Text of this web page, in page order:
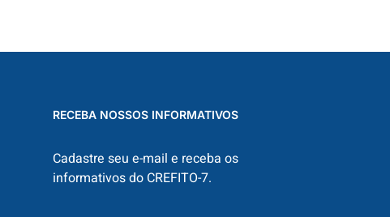
RECEBA NOSSOS INFORMATIVOS
Cadastre seu e-mail e receba os
informativos do CREFITO-7.